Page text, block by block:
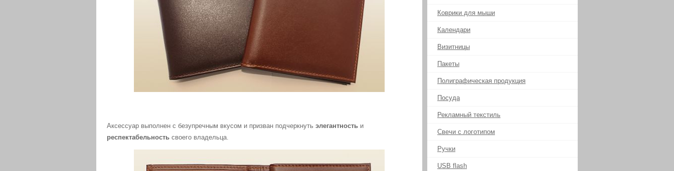
Аксессуар выполнен с безупречным вкусом и призван подчеркнуть элегантность и
респектабельность своего владельца.
Коврики для мыши
Календари
Визитницы
Пакеты
Полиграфическая продукция
Посуда
Рекламный текстиль
Свечи с логотипом
Ручки
USB flash